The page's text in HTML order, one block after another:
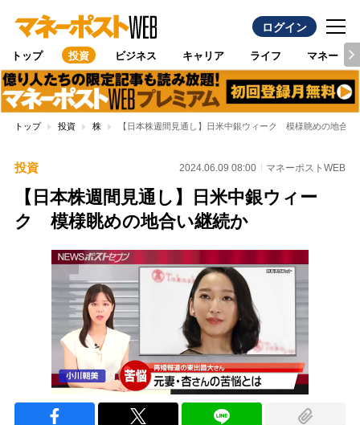
ログイン
トップ 投資 ビジネス キャリア ライフ マネー
トップ 投資 株 【日本株週間見通し】日米中銀ウィーク 模様眺めの地合い
投資 2024.06.09 08:00 マネーポストWEB
【日本株週間見通し】日米中銀ウィー
ク 模様眺めの地合い継続か